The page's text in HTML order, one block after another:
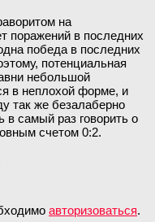
на
поражений в последних
победа в последних
потенциальная
небольшой
в неплохой форме, и
так же безалаберно
в самый раз говорить о
счетом 0:2.
авторизоваться.